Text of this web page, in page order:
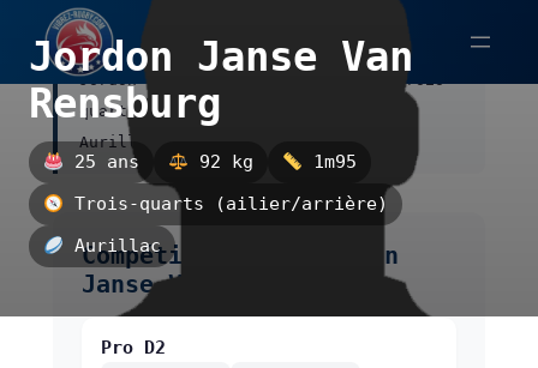
Aller
contenu
Jordon Janse Van
Rensburg
25 ans 92 kg
1m95
Trois-quarts (ailier/arrière)
Aurillac
Jordon Janse Van Rensburg est un trois-
quarts (ailier/arrière), évoluant à
Aurillac.
Compétitions de Jordon
Janse Van Rensburg
Pro D2